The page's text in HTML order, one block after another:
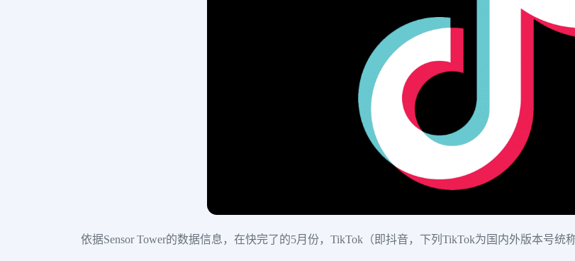
依据Sensor Tower的数据信息，在快完了的5月份，TikTok（即抖音，下列TikTok为国内外版本号统